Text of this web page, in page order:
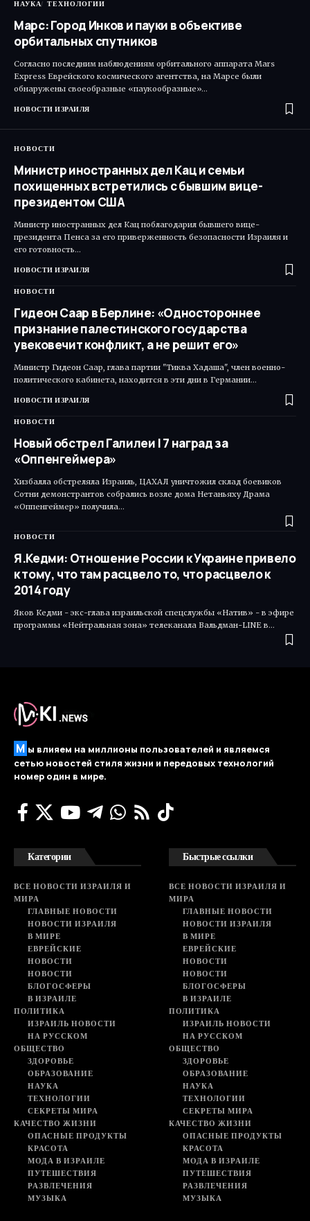
НАУКА ТЕХНОЛОГИИ
Марс: Город Инков и пауки в объективе
орбитальных спутников
Согласно последним наблюдениям орбитального аппарата Mars
Express Еврейского космического агентства, на Марсе были
обнаружены своеобразные «паукообразные»…
НОВОСТИ ИЗРАИЛЯ
НОВОСТИ
Министр иностранных дел Кац и семьи
похищенных встретились с бывшим вице-
президентом США
Министр иностранных дел Кац поблагодарил бывшего вице-
президента Пенса за его приверженность безопасности Израиля и
его готовность…
НОВОСТИ ИЗРАИЛЯ
НОВОСТИ
Гидеон Саар в Берлине: «Одностороннее
признание палестинского государства
увековечит конфликт, а не решит его»
Министр Гидеон Саар, глава партии "Тиква Хадаша", член военно-
политического кабинета, находится в эти дни в Германии…
НОВОСТИ ИЗРАИЛЯ
НОВОСТИ
Новый обстрел Галилеи | 7 наград за
«Оппенгеймера»
Хизбалла обстреляла Израиль, ЦАХАЛ уничтожил склад боевиков
Сотни демонстрантов собрались возле дома Нетаньяху Драма
«Оппенгеймер» получила…
НОВОСТИ
Я.Кедми: Отношение России к Украине привело
к тому, что там расцвело то, что расцвело к
2014 году
Яков Кедми - экс-глава израильской спецслужбы «Натив» - в эфире
программы «Нейтральная зона» телеканала Вальдман-LINE в…
М ы влияем на миллионы пользователей и являемся
сетью новостей стиля жизни и передовых технологий
номер один в мире.
Категории
ВСЕ НОВОСТИ ИЗРАИЛЯ И
МИРА
ГЛАВНЫЕ НОВОСТИ
НОВОСТИ ИЗРАИЛЯ
В МИРЕ
ЕВРЕЙСКИЕ
НОВОСТИ
НОВОСТИ
БЛОГОСФЕРЫ
В ИЗРАИЛЕ
ПОЛИТИКА
ИЗРАИЛЬ НОВОСТИ
НА РУССКОМ
ОБЩЕСТВО
ЗДОРОВЬЕ
ОБРАЗОВАНИЕ
НАУКА
ТЕХНОЛОГИИ
СЕКРЕТЫ МИРА
КАЧЕСТВО ЖИЗНИ
ОПАСНЫЕ ПРОДУКТЫ
КРАСОТА
МОДА В ИЗРАИЛЕ
ПУТЕШЕСТВИЯ
РАЗВЛЕЧЕНИЯ
МУЗЫКА
Быстрые ссылки
ВСЕ НОВОСТИ ИЗРАИЛЯ И
МИРА
ГЛАВНЫЕ НОВОСТИ
НОВОСТИ ИЗРАИЛЯ
В МИРЕ
ЕВРЕЙСКИЕ
НОВОСТИ
НОВОСТИ
БЛОГОСФЕРЫ
В ИЗРАИЛЕ
ПОЛИТИКА
ИЗРАИЛЬ НОВОСТИ
НА РУССКОМ
ОБЩЕСТВО
ЗДОРОВЬЕ
ОБРАЗОВАНИЕ
НАУКА
ТЕХНОЛОГИИ
СЕКРЕТЫ МИРА
КАЧЕСТВО ЖИЗНИ
ОПАСНЫЕ ПРОДУКТЫ
КРАСОТА
МОДА В ИЗРАИЛЕ
ПУТЕШЕСТВИЯ
РАЗВЛЕЧЕНИЯ
МУЗЫКА